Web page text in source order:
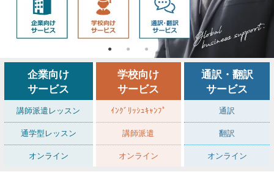
企業向け
サービス
講師派遣レッスン
通学型レッスン
オンライン
学校向け
サービス
ｲﾝｸﾞﾘｯｼｭｷｬﾝﾌﾟ
講師派遣
オンライン
通訳・翻訳
サービス
通訳
翻訳
オンライン